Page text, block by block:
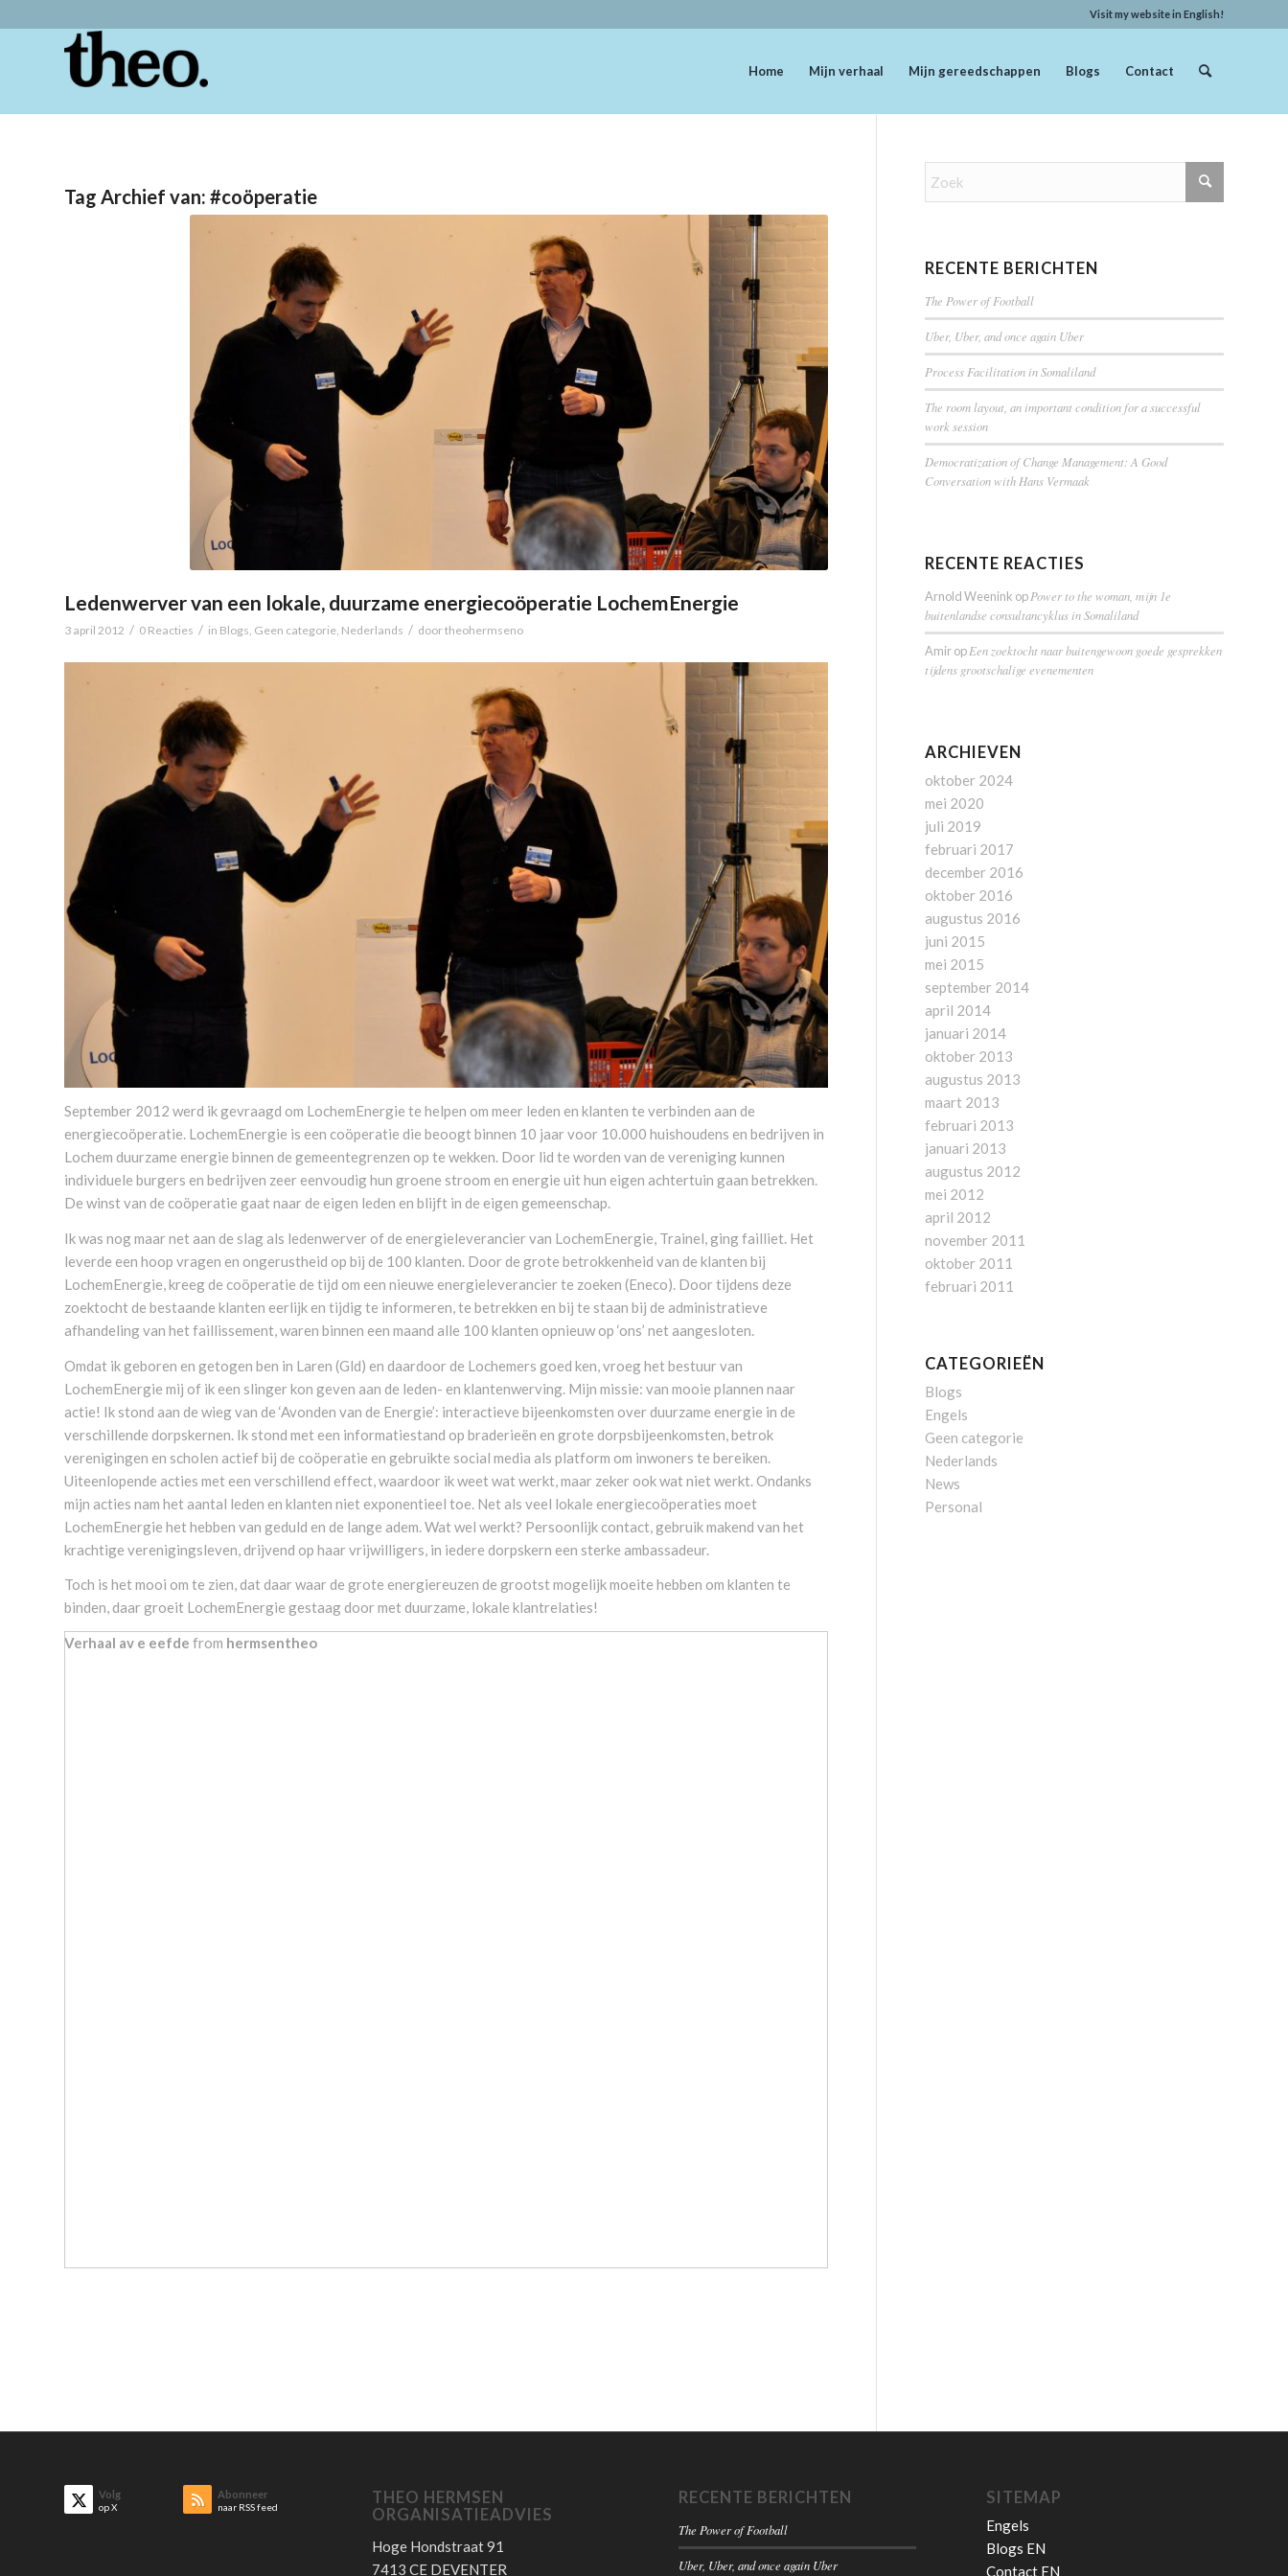
Visit my website in English!
Home Mijn verhaal Mijn gereedschappen Blogs Contact
Tag Archief van: #coöperatie
Ledenwerver van een lokale, duurzame energiecoöperatie LochemEnergie
3 april 2012 / 0 Reacties / in Blogs, Geen categorie, Nederlands / doortheohermseno
September 2012 werd ik gevraagd om LochemEnergie te helpen om meer leden en klanten te verbinden aan de
energiecoöperatie. LochemEnergie is een coöperatie die beoogt binnen 10 jaar voor 10.000 huishoudens en bedrijven in
Lochem duurzame energie binnen de gemeentegrenzen op te wekken. Door lid te worden van de vereniging kunnen
individuele burgers en bedrijven zeer eenvoudig hun groene stroom en energie uit hun eigen achtertuin gaan betrekken.
De winst van de coöperatie gaat naar de eigen leden en blijft in de eigen gemeenschap.
Ik was nog maar net aan de slag als ledenwerver of de energieleverancier van LochemEnergie, Trainel, ging failliet. Het
leverde een hoop vragen en ongerustheid op bij de 100 klanten. Door de grote betrokkenheid van de klanten bij
LochemEnergie, kreeg de coöperatie de tijd om een nieuwe energieleverancier te zoeken (Eneco). Door tijdens deze
zoektocht de bestaande klanten eerlijk en tijdig te informeren, te betrekken en bij te staan bij de administratieve
afhandeling van het faillissement, waren binnen een maand alle 100 klanten opnieuw op ‘ons’ net aangesloten.
Omdat ik geboren en getogen ben in Laren (Gld) en daardoor de Lochemers goed ken, vroeg het bestuur van
LochemEnergie mij of ik een slinger kon geven aan de leden- en klantenwerving. Mijn missie: van mooie plannen naar
actie! Ik stond aan de wieg van de ‘Avonden van de Energie’: interactieve bijeenkomsten over duurzame energie in de
verschillende dorpskernen. Ik stond met een informatiestand op braderieën en grote dorpsbijeenkomsten, betrok
verenigingen en scholen actief bij de coöperatie en gebruikte social media als platform om inwoners te bereiken.
Uiteenlopende acties met een verschillend effect, waardoor ik weet wat werkt, maar zeker ook wat niet werkt. Ondanks
mijn acties nam het aantal leden en klanten niet exponentieel toe. Net als veel lokale energiecoöperaties moet
LochemEnergie het hebben van geduld en de lange adem. Wat wel werkt? Persoonlijk contact, gebruik makend van het
krachtige verenigingsleven, drijvend op haar vrijwilligers, in iedere dorpskern een sterke ambassadeur.
Toch is het mooi om te zien, dat daar waar de grote energiereuzen de grootst mogelijk moeite hebben om klanten te
binden, daar groeit LochemEnergie gestaag door met duurzame, lokale klantrelaties!
Verhaal av e eefde from hermsentheo
RECENTE BERICHTEN
The Power of Football
Uber, Uber, and once again Uber
Process Facilitation in Somaliland
The room layout, an important condition for a successful
work session
Democratization of Change Management: A Good
Conversation with Hans Vermaak
RECENTE REACTIES
Arnold Weenink opPower to the woman, mijn 1e
buitenlandse consultancyklus in Somaliland
AmiropEen zoektocht naar buitengewoon goede gesprekken
tijdens grootschalige evenementen
ARCHIEVEN
oktober 2024
mei 2020
juli 2019
februari 2017
december 2016
oktober 2016
augustus 2016
juni 2015
mei 2015
september 2014
april 2014
januari 2014
oktober 2013
augustus 2013
maart 2013
februari 2013
januari 2013
augustus 2012
mei 2012
april 2012
november 2011
oktober 2011
februari 2011
CATEGORIEËN
Blogs
Engels
Geen categorie
Nederlands
News
Personal
Volg
op X
Abonneer
naar RSS feed
THEO HERMSEN
ORGANISATIEADVIES
Hoge Hondstraat 91
7413 CE DEVENTER
RECENTE BERICHTEN
The Power of Football
Uber, Uber, and once again Uber
SITEMAP
Engels
Blogs EN
Contact EN